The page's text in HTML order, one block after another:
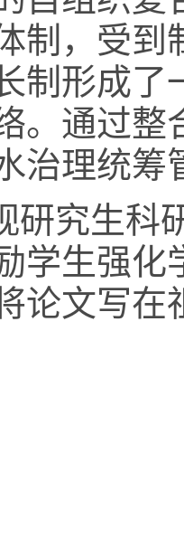
制， 受到
制形成了
。 通过整
治理统筹
研究生科
学生强
论文写在